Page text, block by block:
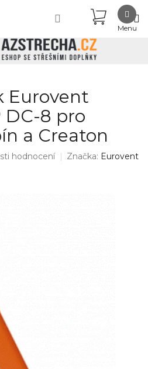
KOŠÍK
Eurovent
DC-8 pro
a Creaton
hodnocení Značka: Eurovent